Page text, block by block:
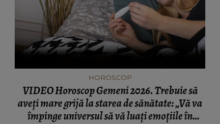
HOROSCOP
VIDEO Horoscop Gemeni 2026. Trebuie să
aveți mare grijă la starea de sănătate: „Vă va
împinge universul să vă luați emoțiile în